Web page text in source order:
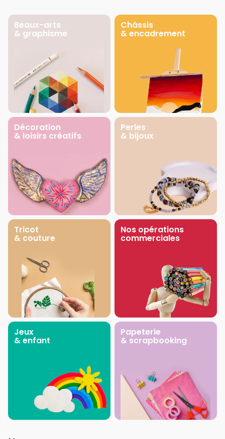
Beaux-arts
& graphisme
Châssis
& encadrement
Décoration
& loisirs créatifs
Perles
& bijoux
Tricot
& couture
Nos opérations
commerciales
Jeux
& enfant
Papeterie
& scrapbooking